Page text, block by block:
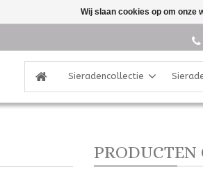
Sieradencollectie
PRODUCTEN
Wij slaan cookies op om onze